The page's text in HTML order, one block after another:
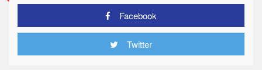
Facebook
Twitter